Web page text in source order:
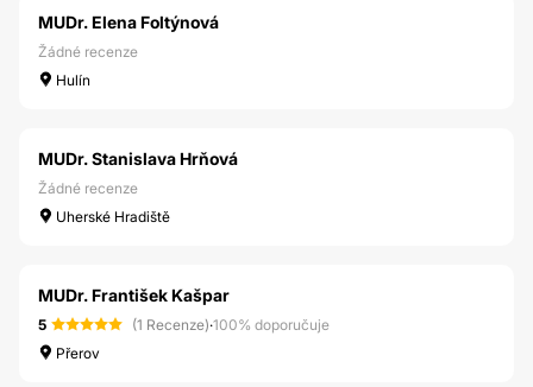
MUDr. Elena Foltýnová
Žádné recenze
Hulín
MUDr. Stanislava Hrňová
Žádné recenze
Uherské Hradiště
MUDr. František Kašpar
5 (1 Recenze)·100% doporučuje
Přerov